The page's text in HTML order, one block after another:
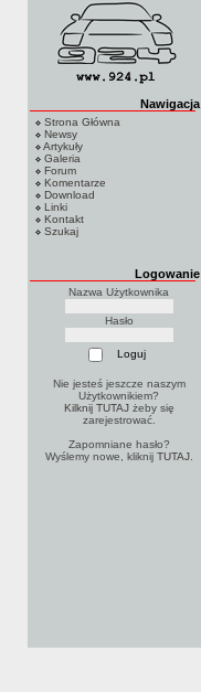
Nawigacja
Strona Główna
Newsy
Artykuły
Galeria
Forum
Komentarze
Download
Linki
Kontakt
Szukaj
Logowanie
Nazwa Użytkownika
Hasło
Nie jesteś jeszcze naszym
Użytkownikiem?
Kilknij TUTAJżeby się
zarejestrować.
Zapomniane hasło?
Wyślemy nowe, kliknij TUTAJ.